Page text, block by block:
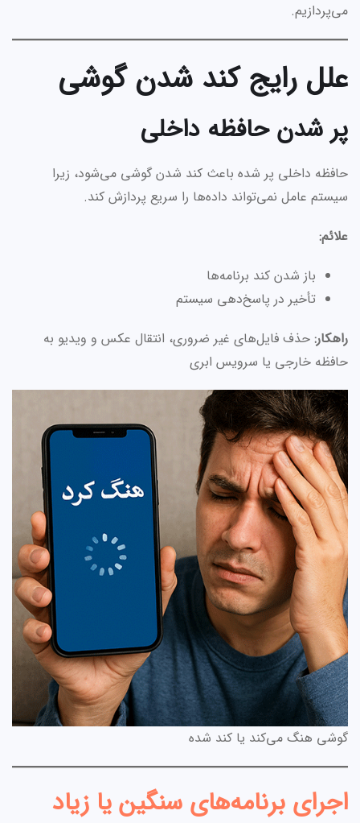
می‌پردازیم.
علل رایج کند شدن گوشی
پر شدن حافظه داخلی
حافظه داخلی پر شده باعث کند شدن گوشی می‌شود، زیرا
سیستم عامل نمی‌تواند داده‌ها را سریع پردازش کند.
علائم:
باز شدن کند برنامه‌ها
تأخیر در پاسخ‌دهی سیستم
راهکار: حذف فایل‌های غیر ضروری، انتقال عکس و ویدیو به
حافظه خارجی یا سرویس ابری
گوشی هنگ می‌کند یا کند شده
اجرای برنامه‌های سنگین یا زیاد